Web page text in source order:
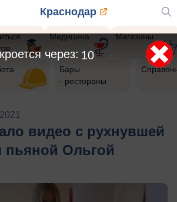
Краснодар
Медицина Магазины
Бары
- рестораны
видео с рухнувшей
пьяной Ольгой
8
через: